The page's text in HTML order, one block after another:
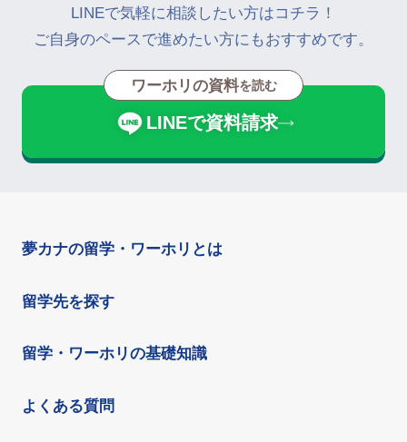
LINEで気軽に相談したい方はコチラ！
ご自身のペースで進めたい方にもおすすめです。
ワーホリの資料を読む
LINEで資料請求
夢カナの留学・ワーホリとは
留学先を探す
留学・ワーホリの基礎知識
よくある質問